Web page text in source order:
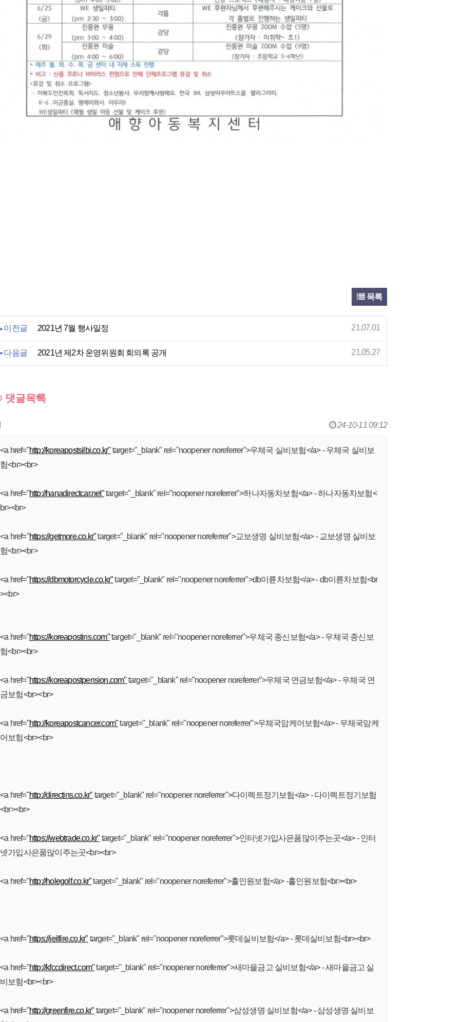
목록
이전글 2021년 7월 행사일정 21.07.01
다음글 2021년 제2차 운영위원회 회의록 공개 21.05.27
댓글목록
24-10-11 09:12
<a href="http://koreapostsilbi.co.kr" target="_blank" rel="noopener noreferrer">우체국 실비보험</a> - 우체국 실비보
험<br><br>
<a href="http://hanadirectcar.net"target="_blank" rel="noopener noreferrer">하나자동차보험</a> - 하나자동차보험<
br><br>
<a href="https://getmore.co.kr"target="_blank" rel="noopener noreferrer">교보생명 실비보험</a> - 교보생명 실비보
험<br><br>
<a href="https://dbmotorcycle.co.kr"target="_blank" rel="noopener noreferrer">db이륜차보험</a> - db이륜차보험<br
><br>
<a href="https://koreapostins.com"target="_blank" rel="noopener noreferrer">우체국 종신보험</a> - 우체국 종신보
험<br><br>
<a href="https://koreapostpension.com" target="_blank" rel="noopener noreferrer">우체국 연금보험</a> - 우체국 연
금보험<br><br>
<a href="http://koreapostcancer.com"target="_blank" rel="noopener noreferrer">우체국암케어보험</a> - 우체국암케
어보험<br><br>
<a href="http://directins.co.kr" target="_blank" rel="noopener noreferrer">다이렉트정기보험</a> - 다이렉트정기보험
<br><br>
<a href="https://webtrade.co.kr" target="_blank" rel="noopener noreferrer">인터넷가입사은품많이주는곳</a> - 인터
넷가입사은품많이주는곳<br><br>
<a href="http://holegolf.co.kr"target="_blank" rel="noopener noreferrer">홀인원보험</a> -홀인원보험<br><br>
<a href="https://jeilfire.co.kr" target="_blank" rel="noopener noreferrer">롯데실비보험</a> - 롯데실비보험<br><br>
<a href="http://kfccdirect.com"target="_blank" rel="noopener noreferrer">새마을금고 실비보험</a> - 새마을금고 실
비보험<br><br>
<a href="http://greenfire.co.kr" target="_blank" rel="noopener noreferrer">삼성생명 실비보험</a> - 삼성생명 실비보